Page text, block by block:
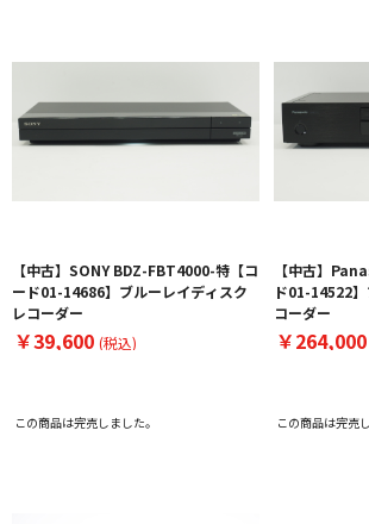
【中古】SONY BDZ-FBT4000-特【コ
ード01-14686】ブルーレイディスク
レコーダー
￥39,600 (税込)
この商品は完売しました。
【中古】
ド01-14522
コーダー
￥264,000
この商品は完売